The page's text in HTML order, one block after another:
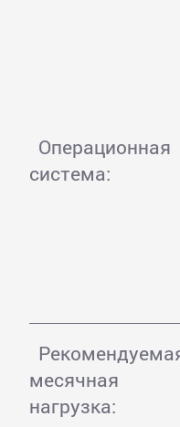
Операционная
система:
месячная
нагрузка: